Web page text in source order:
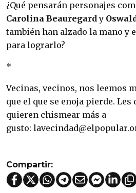
¿Qué pensarán personajes
Carolina Beauregard y
también han alzado la mano y
para lograrlo?
*
Vecinas, vecinos, nos leemos
que el que se enoja pierde.
quieren chismear más a
gusto:
Compartir: